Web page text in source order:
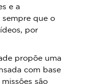
e a
que o
por
propõe uma
com base
são